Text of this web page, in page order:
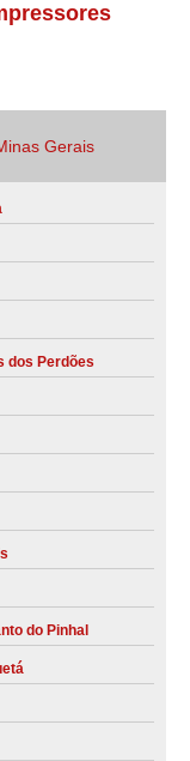
Gerais
dos Perdões
do Pinhal